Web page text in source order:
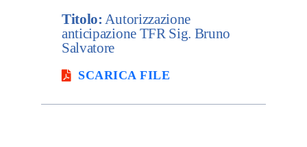
Titolo: Autorizzazione
anticipazione TFR Sig. Bruno
Salvatore
SCARICA FILE